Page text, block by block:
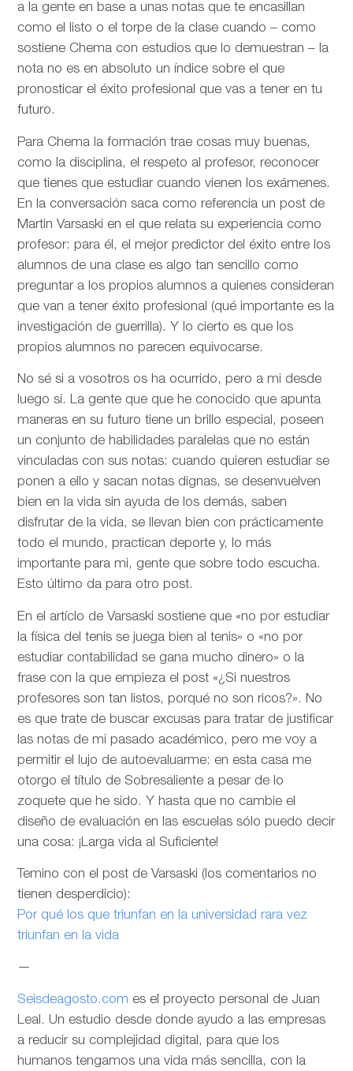
a la gente en base a unas notas que te encasillan
como el listo o el torpe de la clase cuando – como
sostiene Chema con estudios que lo demuestran – la
nota no es en absoluto un índice sobre el que
pronosticar el éxito profesional que vas a tener en tu
futuro.
Para Chema la formación trae cosas muy buenas,
como la disciplina, el respeto al profesor, reconocer
que tienes que estudiar cuando vienen los exámenes.
En la conversación saca como referencia un post de
Martin Varsaski en el que relata su experiencia como
profesor: para él, el mejor predictor del éxito entre los
alumnos de una clase es algo tan sencillo como
preguntar a los propios alumnos a quienes consideran
que van a tener éxito profesional (qué importante es la
investigación de guerrilla). Y lo cierto es que los
propios alumnos no parecen equivocarse.
No sé si a vosotros os ha ocurrido, pero a mi desde
luego sí. La gente que que he conocido que apunta
maneras en su futuro tiene un brillo especial, poseen
un conjunto de habilidades paralelas que no están
vinculadas con sus notas: cuando quieren estudiar se
ponen a ello y sacan notas dignas, se desenvuelven
bien en la vida sin ayuda de los demás, saben
disfrutar de la vida, se llevan bien con prácticamente
todo el mundo, practican deporte y, lo más
importante para mi, gente que sobre todo escucha.
Esto último da para otro post.
En el artíclo deVarsaski sostiene que «no por estudiar
la física del tenis se juega bien al tenis» o «no por
estudiar contabilidad se gana mucho dinero» o la
frase con la que empieza el post «¿Si nuestros
profesores son tan listos, porqué no son ricos?». No
es que trate de buscar excusas para tratar de justificar
las notas de mi pasado académico, pero me voy a
permitir el lujo de autoevaluarme: en esta casa me
otorgo el título de Sobresaliente a pesar de lo
zoquete que he sido. Y hasta que no cambie el
diseño de evaluación en las escuelas sólo puedo decir
una cosa: ¡Larga vida al Suficiente!
Temino con el post de Varsaski (los comentarios no
tienen desperdicio):
Por qué los que triunfan en la universidad rara vez
triunfan en la vida
—
Seisdeagosto.com es el proyecto personal de Juan
Leal. Un estudio desde donde ayudo a las empresas
a reducir su complejidad digital, para que los
humanos tengamos una vida más sencilla, con la